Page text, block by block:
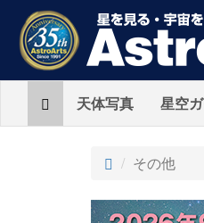
Home天体写真 星空
その他